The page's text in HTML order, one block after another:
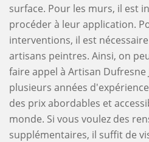
surface. Pour les murs, il est
procéder à leur application.
interventions, il est
artisans peintres. Ainsi, on
faire appel à Artisan
plusieurs années
des prix abordables et
monde. Si vous voulez des
supplémentaires, il suffit de